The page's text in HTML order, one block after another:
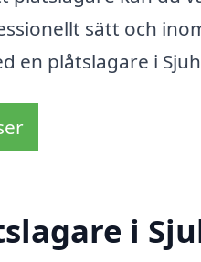
sätt och
en plåtslagare i
i